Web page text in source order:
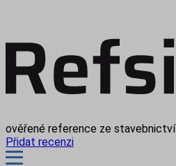
ověřené reference ze stavebnictví
Přidat recenzi